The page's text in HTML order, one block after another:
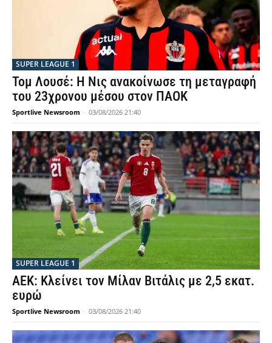
SUPER LEAGUE 1
Τομ Λουσέ: Η Νις ανακοίνωσε τη μεταγραφή
του 23χρονου μέσου στον ΠΑΟΚ
Sportlive Newsroom - 03/08/2026 21:40
SUPER LEAGUE 1
ΑΕΚ: Κλείνει τον Μίλαν Βιτάλις με 2,5 εκατ.
ευρώ
Sportlive Newsroom - 03/08/2026 21:40